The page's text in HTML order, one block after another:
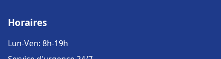
Horaires
Lun-Ven: 8h-19h